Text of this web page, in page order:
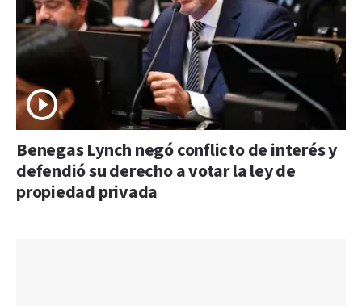
Benegas Lynch negó conflicto de interés y
defendió su derecho a votar la ley de
propiedad privada